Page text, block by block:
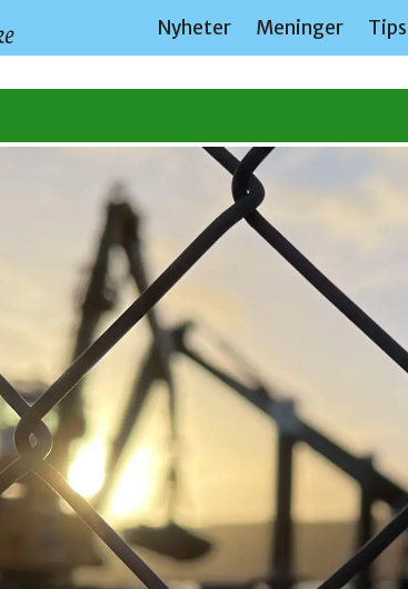
Nyheter Meninger